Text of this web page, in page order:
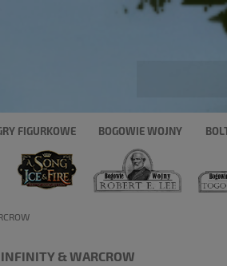
FIGURKOWE BOGOWIE WOJNY
& WARCROW